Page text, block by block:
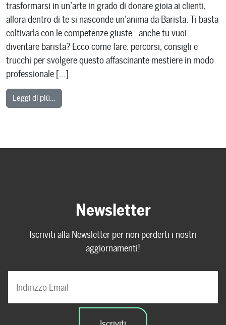
trasformarsi in un’arte in grado di donare gioia ai clienti,
allora dentro di te si nasconde un’anima da Barista. Ti basta
coltivarla con le competenze giuste…anche tu vuoi
diventare barista? Ecco come fare: percorsi, consigli e
trucchi per svolgere questo affascinante mestiere in modo
professionale […]
Leggi di più…
Newsletter
Iscriviti alla Newsletter per non perderti i nostri
aggiornamenti!